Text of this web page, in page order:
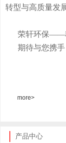
转型与高质量发
荣轩环保——
期待与您携
more>
产品中心